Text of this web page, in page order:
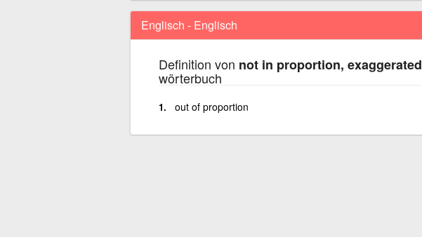
Englisch - Englisch
Definition von not in proportion, exaggerated
wörterbuch
out of proportion